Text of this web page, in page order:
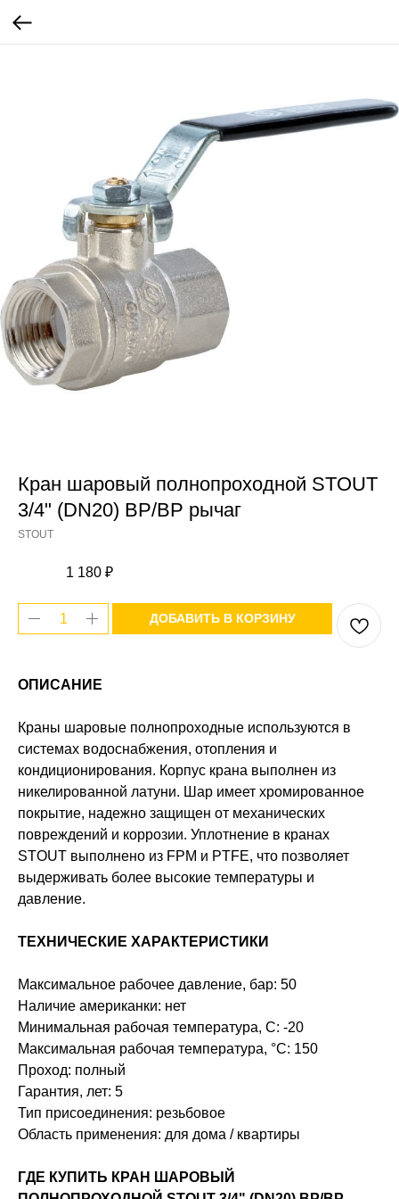
Кран шаровый полнопроходной STOUT
3/4" (DN20) ВР/ВР рычаг
STOUT
1 180 ₽
ДОБАВИТЬ В КОРЗИНУ
ОПИСАНИЕ
Краны шаровые полнопроходные используются в
системах водоснабжения, отопления и
кондиционирования. Корпус крана выполнен из
никелированной латуни. Шар имеет хромированное
покрытие, надежно защищен от механических
повреждений и коррозии. Уплотнение в кранах
STOUT выполнено из FPM и PTFE, что позволяет
выдерживать более высокие температуры и
давление.
ТЕХНИЧЕСКИЕ ХАРАКТЕРИСТИКИ
Максимальное рабочее давление, бар: 50
Наличие американки: нет
Минимальная рабочая температура, С: -20
Максимальная рабочая температура, °С: 150
Проход: полный
Гарантия, лет: 5
Тип присоединения: резьбовое
Область применения: для дома / квартиры
ГДЕ КУПИТЬ КРАН ШАРОВЫЙ